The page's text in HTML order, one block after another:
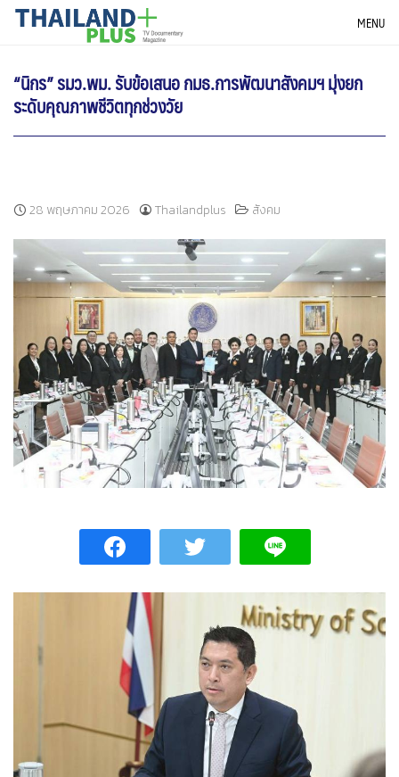
SkipTHAILANDPLUS NEWS MENU
“นิกร” รมว.พม. รับข้อเสนอ กมธ.การพัฒนาสังคมฯ มุ่งยก
ระดับคุณภาพชีวิตทุกช่วงวัย
28 พฤษภาคม 2026 Thailandplus สังคม